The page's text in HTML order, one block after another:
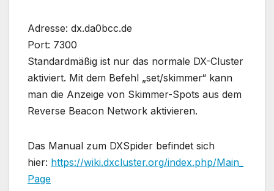
Adresse: dx.da0bcc.de
Port: 7300
Standardmäßig ist nur das normale DX-Cluster
aktiviert. Mit dem Befehl „set/skimmer“ kann
man die Anzeige von Skimmer-Spots aus dem
Reverse Beacon Network aktivieren.
Das Manual zum DXSpider befindet sich
hier: https://wiki.dxcluster.org/index.php/Main_
Page